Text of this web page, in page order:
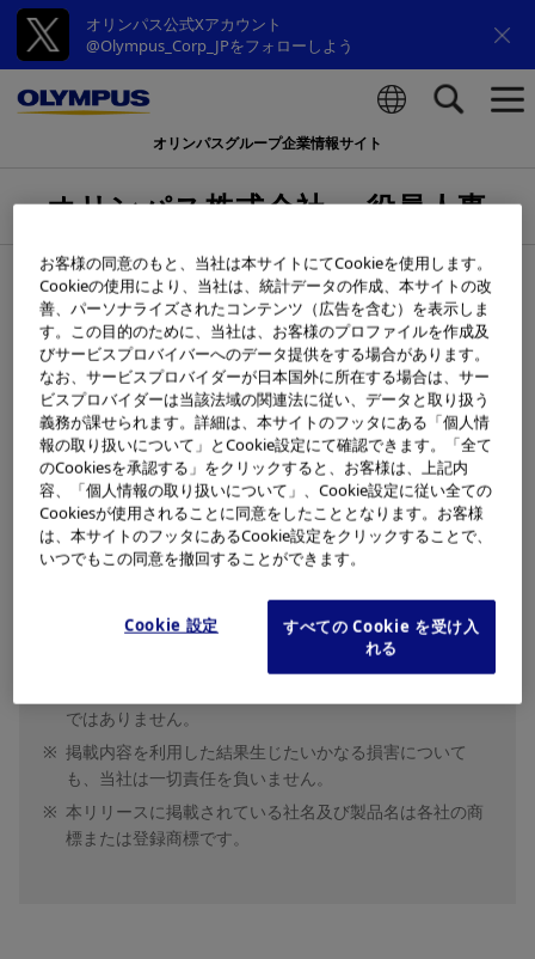
オリンパス公式Xアカウント
@Olympus_Corp_JPをフォローしよう
オリンパスグループ企業情報サイト
オリンパス株式会社 役員人事
2024年3月29日
オリンパス株式会社は、下記の通り役員人事を行いますの
で、お知らせいたします。
ニュースリリースの詳細はこちら
※
掲載内容は、発表日現在の情報であり、ご覧になってい
る時点で、予告なく情報が変更（生産・販売の終了、仕
掲載内容は、報道関係者、株主・投資家等の皆様向けに
発表した情報です。医療機器の情報（医薬品医療機器等
ではありません。
※ 掲載内容を利用した結果生じたいかなる損害について
も、当社は一切責任を負いません。
※ 本リリースに掲載されている社名及び製品名は各社の商
標または登録商標です。
お客様の同意のもと、当社は本サイトにてCookieを使用します。
Cookieの使用により、当社は、統計データの作成、本サイトの改
善、パーソナライズされたコンテンツ（広告を含む）を表示しま
す。この目的のために、当社は、お客様のプロファイルを作成及
びサービスプロバイバーへのデータ提供をする場合があります。
なお、サービスプロバイダーが日本国外に所在する場合は、サー
ビスプロバイダーは当該法域の関連法に従い、データと取り扱う
義務が課せられます。詳細は、本サイトのフッタにある「個人情
報の取り扱いについて」とCookie設定にて確認できます。「全て
のCookiesを承認する」をクリックすると、お客様は、上記内
容、「個人情報の取り扱いについて」、Cookie設定に従い全ての
Cookiesが使用されることに同意をしたこととなります。お客様
は、本サイトのフッタにあるCookie設定をクリックすることで、
いつでもこの同意を撤回することができます。
Cookie 設定
すべての Cookie を受け入
れる